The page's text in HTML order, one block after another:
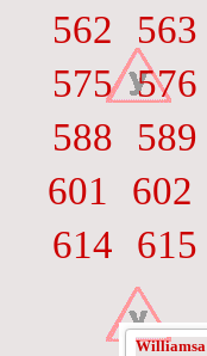
562
563
575 576
588
589
601
602
614
615
Williamsa